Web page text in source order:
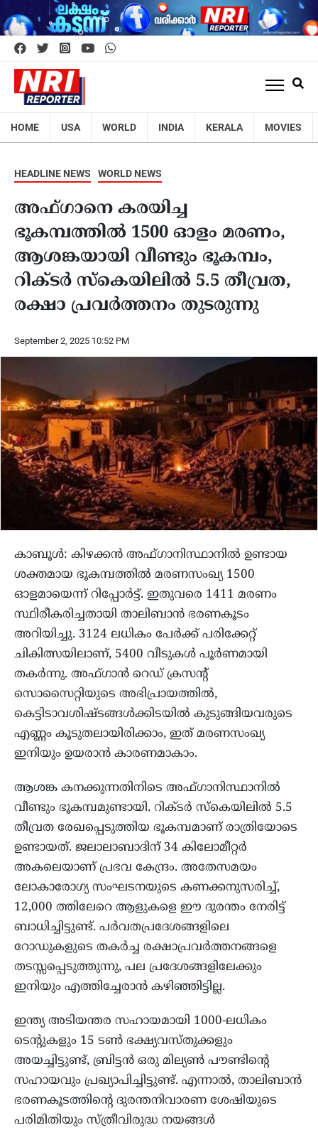
HOME USA WORLD INDIA KERALA MOVIES
HEADLINE NEWS WORLD NEWS
അഫ്ഗാനെ കരയിച്ച
ഭൂകമ്പത്തിൽ 1500 ഓളം മരണം,
ആശങ്കയായി വീണ്ടും ഭൂകമ്പം,
റിക്ടർ സ്കെയിലിൽ 5.5 തീവ്രത,
രക്ഷാ പ്രവ‍ർത്തനം തുടരുന്നു
September 2, 2025 10:52 PM
കാബൂൾ: കിഴക്കൻ അഫ്ഗാനിസ്ഥാനിൽ ഉണ്ടായ
ശക്തമായ ഭൂകമ്പത്തിൽ മരണസംഖ്യ 1500
ഓളമായെന്ന് റിപ്പോർട്ട്. ഇതുവരെ 1411 മരണം
സ്ഥിരീകരിച്ചതായി താലിബാൻ ഭരണകൂടം
അറിയിച്ചു. 3124 ലധികം പേർക്ക് പരിക്കേറ്റ്
ചികിത്സയിലാണ്, 5400 വീടുകൾ പൂർണമായി
തകർന്നു. അഫ്ഗാൻ റെഡ് ക്രസന്‍റ്
സൊസൈറ്റിയുടെ അഭിപ്രായത്തിൽ,
കെട്ടിടാവശിഷ്ടങ്ങൾക്കിടയിൽ കുടുങ്ങിയവരുടെ
എണ്ണം കൂടുതലായിരിക്കാം, ഇത് മരണസംഖ്യ
ഇനിയും ഉയരാൻ കാരണമാകാം.
ആശങ്ക കനക്കുന്നതിനിടെ അഫ്​ഗാനിസ്ഥാനിൽ
വീണ്ടും ഭൂകമ്പമുണ്ടായി. റിക്ടർ സ്കെയിലിൽ 5.5
തീവ്രത രേഖപ്പെടുത്തിയ ഭൂകമ്പമാണ് രാത്രിയോടെ
ഉണ്ടായത്. ജലാലാബാദിന് 34 കിലോമീറ്റർ
അകലെയാണ് പ്രഭവ കേന്ദ്രം. അതേസമയം
ലോകാരോഗ്യ സംഘടനയുടെ കണക്കനുസരിച്ച്,
12,000 ത്തിലേറെ ആളുകളെ ഈ ദുരന്തം നേരിട്ട്
ബാധിച്ചിട്ടുണ്ട്. പർവതപ്രദേശങ്ങളിലെ
റോഡുകളുടെ തകർച്ച രക്ഷാപ്രവർത്തനങ്ങളെ
തടസ്സപ്പെടുത്തുന്നു, പല പ്രദേശങ്ങളിലേക്കും
ഇനിയും എത്തിച്ചേരാൻ കഴിഞ്ഞിട്ടില്ല.
ഇന്ത്യ അടിയന്തര സഹായമായി 1000-ലധികം
ടെന്റുകളും 15 ടൺ ഭക്ഷ്യവസ്തുക്കളും
അയച്ചിട്ടുണ്ട്, ബ്രിട്ടൻ ഒരു മില്യൺ പൗണ്ടിന്റെ
സഹായവും പ്രഖ്യാപിച്ചിട്ടുണ്ട്. എന്നാൽ, താലിബാൻ
ഭരണകൂടത്തിന്റെ ദുരന്തനിവാരണ ശേഷിയുടെ
പരിമിതിയും സ്ത്രീവിരുദ്ധ നയങ്ങൾ